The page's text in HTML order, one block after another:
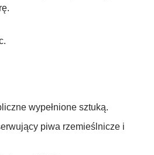
wypełnione sztuką.
piwa rzemieślnicze i